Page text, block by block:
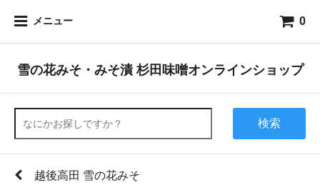
メニュー 0
雪の花みそ・みそ漬 杉田味噌オンラインショップ
検索
越後高田 雪の花みそ